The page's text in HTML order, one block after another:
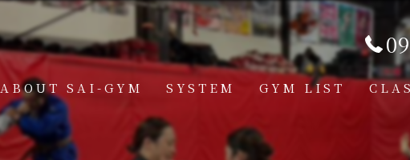
ABOUT SAI-GYM
INSTRUCTOR
SYSTEM GYM LIST
燕道場 タイ